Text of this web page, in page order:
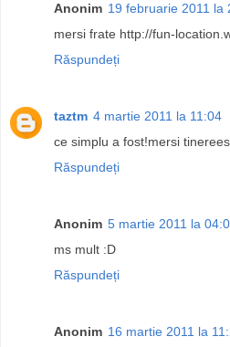
Anonim 19 februarie 2011 la
mersi frate http://fun-
Răspundeți
taztm 4 martie 2011 la 11:04
ce simplu a fost!mersi
Răspundeți
Anonim 5 martie 2011 la
ms mult :D
Răspundeți
Anonim 16 martie 2011 la